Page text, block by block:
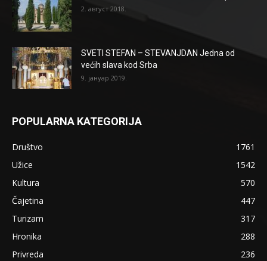
2. август 2018.
SVETI STEFAN – STEVANJDAN Jedna od
većih slava kod Srba
9. јануар 2019.
POPULARNA KATEGORIJA
Društvo
1761
Užice
1542
Kultura
570
Čajetina
447
Turizam
317
Hronika
288
Privreda
236